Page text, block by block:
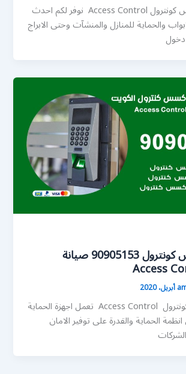
برمجة جهاز اكسس كونترول Access Control نوفر لكم احدث
والحماية للمنازل والمنشآت وحتى الابراج
دخول
شركات اكسس كونترول 90905153 صيانة
شركات اكسس كونترول Access Control تعمل اجهزة الحماية
الحماية والقدرة على توفير الامان